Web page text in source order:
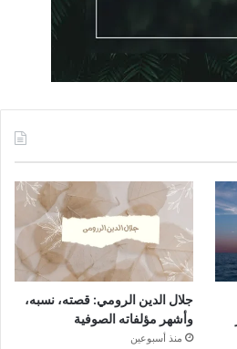
جلال الدين الرومي: قصته، نسبه،
وأشهر مؤلفاته الصوفية
منذ أسبوعين